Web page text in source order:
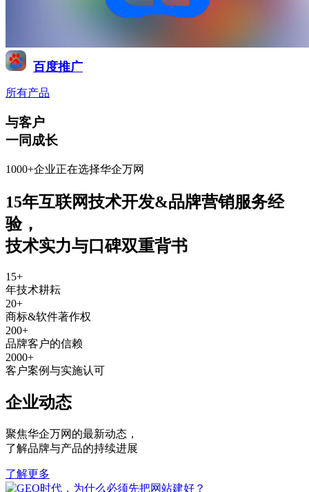
百度推广
所有产品
与客户
一同成长
1000+企业正在选择华企万网
15年互联网技术开发&品牌营销服务经
验，
技术实力与口碑双重背书
15+
年技术耕耘
20+
商标&软件著作权
200+
品牌客户的信赖
2000+
客户案例与实施认可
企业动态
聚焦华企万网的最新动态 ，
了解品牌与产品的持续进展
了解更多